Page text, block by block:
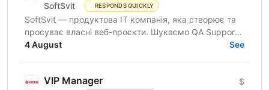
SoftSvit RESPONDS QUICKLY
SoftSvit — продуктова IT компанія, яка створює та
просуває власні веб-проєкти. Шукаємо QA Support
Specialist: якщо ти цікавишся тестуванням і хочеш...
4 August See
VIP Manager $